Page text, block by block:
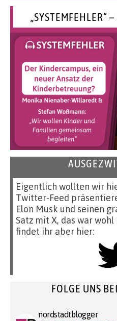
„SYSTEMFEHLER“
Eigentlich wollten wir
Twitter-Feed
Elon Musk und seinen
Satz mit X, das war wohl
findet ihr aber hier:
FOLGE UNS
nordstadtblogger